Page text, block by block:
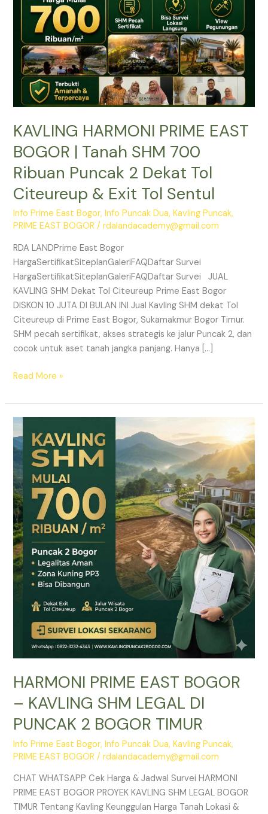
KAVLING HARMONI PRIME EAST
BOGOR | Tanah SHM 700
Ribuan Puncak 2 Dekat Tol
Citeureup & Exit Tol Sentul
Info Prime East Bogor,Info Puncak Dua,Kavling Puncak,
PRIME EAST BOGOR /rdalandacademy@gmail.com
RDA LANDPrime East Bogor
HargaSertifikatSiteplanGaleriFAQDaftar Survei
HargaSertifikatSiteplanGaleriFAQDaftar Survei JUAL
KAVLING SHM Dekat Tol Citeureup Prime East Bogor
DISKON 10 JUTA DI BULAN INI Jual Kavling SHM dekat Tol
Citeureup di Prime East Bogor, Sukamakmur Bogor Timur.
SHM pecah sertifikat, akses strategis ke jalur Puncak 2, dan
cocok untuk aset tanah jangka panjang. Hanya […]
Tanah
700
Ribuan
Puncak
Dekat
Citeureup
Exit
Tol
Read More »
HARMONI PRIME EAST BOGOR
– KAVLING SHM LEGAL DI
PUNCAK 2 BOGOR TIMUR
Info Prime East Bogor,Info Puncak Dua,Kavling Puncak,
PRIME EAST BOGOR /rdalandacademy@gmail.com
CHAT WHATSAPP Cek Harga & Jadwal Survei HARMONI
PRIME EAST BOGOR PROYEK KAVLING SHM LEGAL BOGOR
TIMUR Tentang Kavling Keunggulan Harga Tanah Lokasi &
HARMONI
PRIME
EAST
BOGOR
–
KAVLING
SHM
LEGAL
DI
PUNCAK
2
BOGOR